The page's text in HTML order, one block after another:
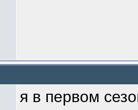
я в первом